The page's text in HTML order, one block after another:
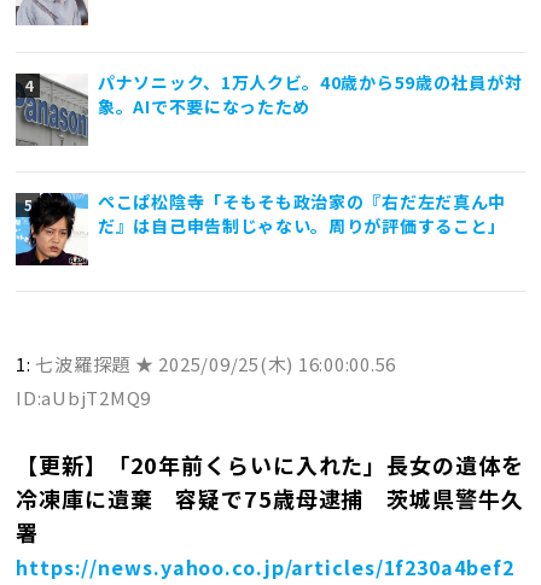
パナソニック、1万人クビ。40歳から59歳の社員が対
象。AIで不要になったため
ぺこぱ松陰寺「そもそも政治家の『右だ左だ真ん中
だ』は自己申告制じゃない。周りが評価すること」
1: 七波羅探題 ★ 2025/09/25(木) 16:00:00.56
ID:aUbjT2MQ9
【更新】「20年前くらいに入れた」長女の遺体を
冷凍庫に遺棄 容疑で75歳母逮捕 茨城県警牛久
署
https://news.yahoo.co.jp/articles/1f230a4bef2